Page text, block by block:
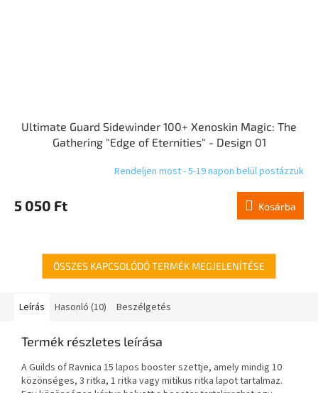
Ultimate Guard Sidewinder 100+ Xenoskin Magic: The
Gathering "Edge of Eternities" - Design 01
Rendeljen most - 5-19 napon belül postázzuk
5 050 Ft Kosárba
ÖSSZES KAPCSOLÓDÓ TERMÉK MEGJELENÍTÉSE
Leírás Hasonló (10) Beszélgetés
Termék részletes leírása
A Guilds of Ravnica 15 lapos booster szettje, amely mindig 10
közönséges, 3 ritka, 1 ritka vagy mitikus ritka lapot tartalmaz.